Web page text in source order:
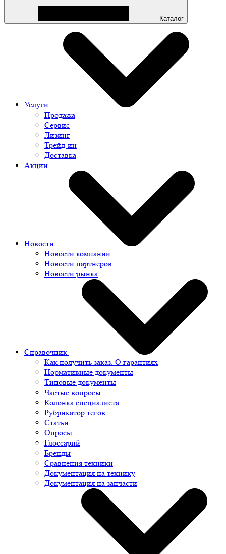
Каталог
Услуги
Продажа
Сервис
Лизинг
Трейд-ин
Доставка
Акции
Новости
Новости компании
Новости партнеров
Новости рынка
Справочник
Как получить заказ. О гарантиях
Нормативные документы
Типовые документы
Частые вопросы
Колонка специалиста
Рубрикатор тегов
Статьи
Опросы
Глоссарий
Бренды
Сравнения техники
Документация на технику
Документация на запчасти